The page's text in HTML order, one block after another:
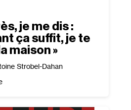
je me dis :
ça suffit, je te
maison »
Strobel-Dahan